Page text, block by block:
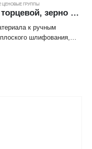
, ЦЕНОВЫЕ ГРУППЫ
Диск ТУЛБЕРГ лепестковый, торцевой, зерно 40 (150*22мм)
к ручным
шлифования,
древесины,
значительно